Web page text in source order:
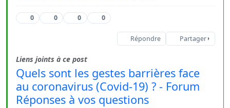
0 0 0 0
Répondre Partager
Liens joints à ce post
Quels sont les gestes barrières face
au coronavirus (Covid-19) ? - Forum
Réponses à vos questions